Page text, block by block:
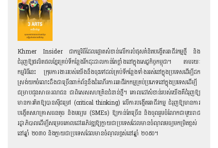
Khmer Insider ជាកម្មវិធីដែលផ្តោតសំខាន់លើការបំផុសគំនិតបង្កើតអាជីវកម្មថ្មី និង
ជំរុញឱ្យផលិតផលខ្មែរគ្រប់ទីកន្លែង​រីកដុះដាលកាន់តែខ្លាំងនៅក្នុងសេដ្ឋកិច្ចកម្ពុជា។ តាមរយៈ
កម្មវិធីនេះ ក្រុមការងាររបស់យើងនឹងចុះទៅដល់គ្រប់ទីកន្លែងទាំងអស់នៅក្នុងប្រទេសដើម្បីដក
ស្រង់យក​ចំណេះដឹងជាច្រើនពាក់ព័ន្ធនឹងដំណើរការអាជីវកកម្មគ្រប់ប្រភេទនៅក្នុងប្រទេសដើម្បី
ជម្រាបជូនសាធារណជន ជាពិសេស​សហគ្រិនជំនាន់ថ្មី។ គោលដៅសំខាន់របស់យើងគឺជំរុញឱ្យ​
មានការគិតឱ្យបានស៊ីជម្រៅ (critical thinking) លើការបង្កើតអាជីវកម្ម ជំរុញឱ្យមានការ
បង្កើតសហគ្រាសធនតូច និងមធ្យម (SMEs) ឱ្យកាន់តែច្រើន និងចូលរួមចំណែកជាមួយរាជ
រដ្ឋាភិបាលដើម្បីសម្រេចគោលដៅអភិវឌ្ឍ​ឱ្យក្លាយជាប្រទេសដែលមានចំណូលមធ្យមកម្រិតខ្ពស់
នៅឆ្នាំ ២០៣០​ និងក្លាយជាប្រទេសដែលមានចំណូលខ្ពស់នៅឆ្នាំ ២០៥០។